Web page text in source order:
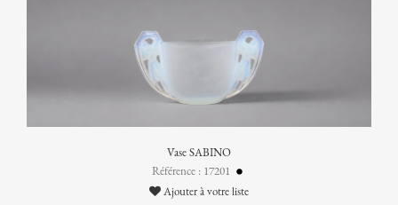
Vase SABINO
Référence : 17201
Ajouter à votre liste